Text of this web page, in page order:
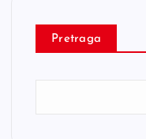
Pretraga